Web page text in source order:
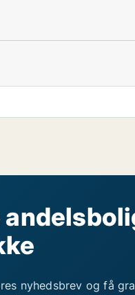
nyhedsbrev og få